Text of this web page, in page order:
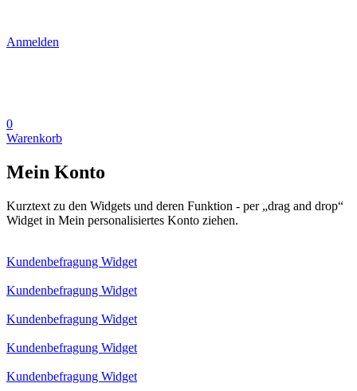
Anmelden
0
Warenkorb
Mein Konto
Kurztext zu den Widgets und deren Funktion - per „drag and drop“
Widget in Mein personalisiertes Konto ziehen.
Kundenbefragung Widget
Kundenbefragung Widget
Kundenbefragung Widget
Kundenbefragung Widget
Kundenbefragung Widget